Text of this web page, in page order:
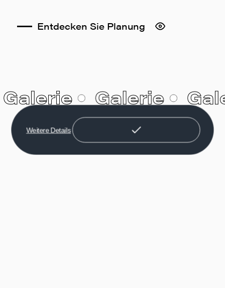
Weitere Details
Entdecken Sie Planung
Galerie Galerie